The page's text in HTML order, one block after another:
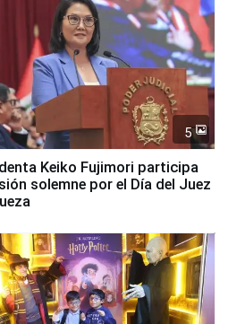
5
Keiko Fujimori participa
solemne por el Día del Juez